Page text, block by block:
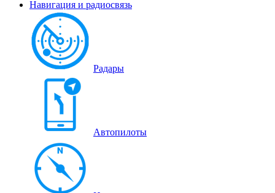
Навигация и радиосвязь
Радары
Автопилоты